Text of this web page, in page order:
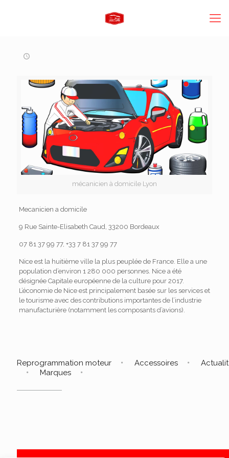
mécanicien à domicile Lyon
Mecanicien a domicile
9 Rue Sainte-Elisabeth Caud, 33200 Bordeaux
07 81 37 99 77, +33 7 81 37 99 77
Nice est la huitième ville la plus peuplée de France. Elle a une
population d’environ 1 280 000 personnes. Nice a été
désignée Capitale européenne de la culture pour 2017.
L’économie de Nice est principalement basée sur les services et
le tourisme avec des contributions importantes de l’industrie
manufacturière (notamment les composants d’avions).
Reprogrammation moteur Accessoires
Marques